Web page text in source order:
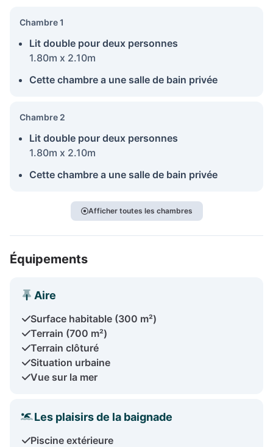
Chambre 1
Lit double pour deux personnes
1.80m x 2.10m
Cette chambre a une salle de bain privée
Chambre 2
Lit double pour deux personnes
1.80m x 2.10m
Cette chambre a une salle de bain privée
Afficher toutes les chambres
Équipements
Aire
Surface habitable (300 m²)
Terrain (700 m²)
Terrain clôturé
Situation urbaine
Vue sur la mer
Les plaisirs de la baignade
Piscine extérieure